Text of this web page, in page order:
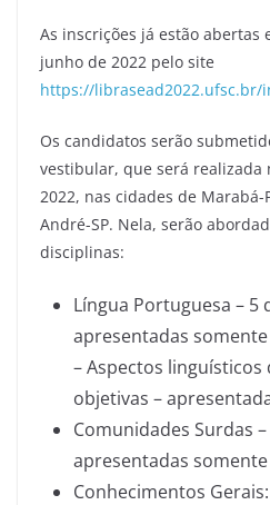
As inscrições já estão abertas
junho de 2022 pelo site
https://librasead2022.ufsc.br/
Os candidatos serão
vestibular, que será realizada
2022, nas cidades de Marabá-
André-SP. Nela, serão
disciplinas:
Língua Portuguesa – 5
apresentadas
– Aspectos linguísticos
objetivas –
Comunidades Surdas
apresentadas
Conhecimentos